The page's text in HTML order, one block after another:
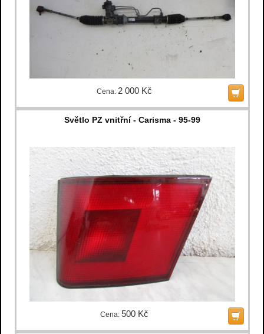
Cena: 2 000 Kč
Světlo PZ vnitřní - Carisma - 95-99
Cena: 500 Kč